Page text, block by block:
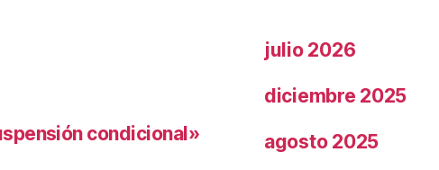
condicional»
julio 2026
diciembre 2025
agosto 2025